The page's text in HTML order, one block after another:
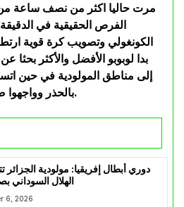
مرت حاليا اكثر من نصف ساعة من
الكونغولي وتصويب كرة قوية
بدا لوبوبو الأفضل والأكثر
إلى مناطق المولودية في حين
بالحذر وواجهوا صعوبات في بناء الهجمات.
دوري أبطال إفريقيا: مولودية الجزائر
الهلال السوداني
6, 2026